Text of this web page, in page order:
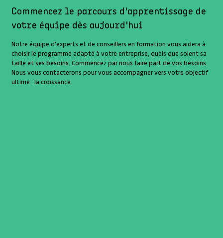
Commencez le parcours d'apprentissage de
votre équipe dès aujourd'hui
Notre équipe d'experts et de conseillers en formation vous aidera à
choisir le programme adapté à votre entreprise, quels que soient sa
taille et ses besoins. Commencez par nous faire part de vos besoins.
Nous vous contacterons pour vous accompagner vers votre objectif
ultime : la croissance.